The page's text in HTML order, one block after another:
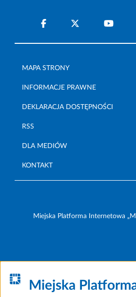
MAPA STRONY
INFORMACJE PRAWNE
DEKLARACJA DOSTĘPNOŚCI
RSS
DLA MEDIÓW
KONTAKT
Miejska Platforma Internetowa
Miejska